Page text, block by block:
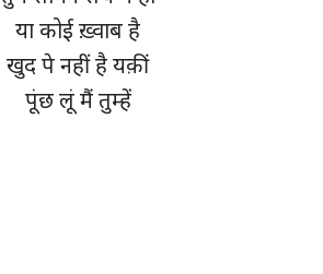
या कोई ख़्वाब है
खुद पे नहीं है यक़ीं
पूंछ लूं मैं तुम्हें